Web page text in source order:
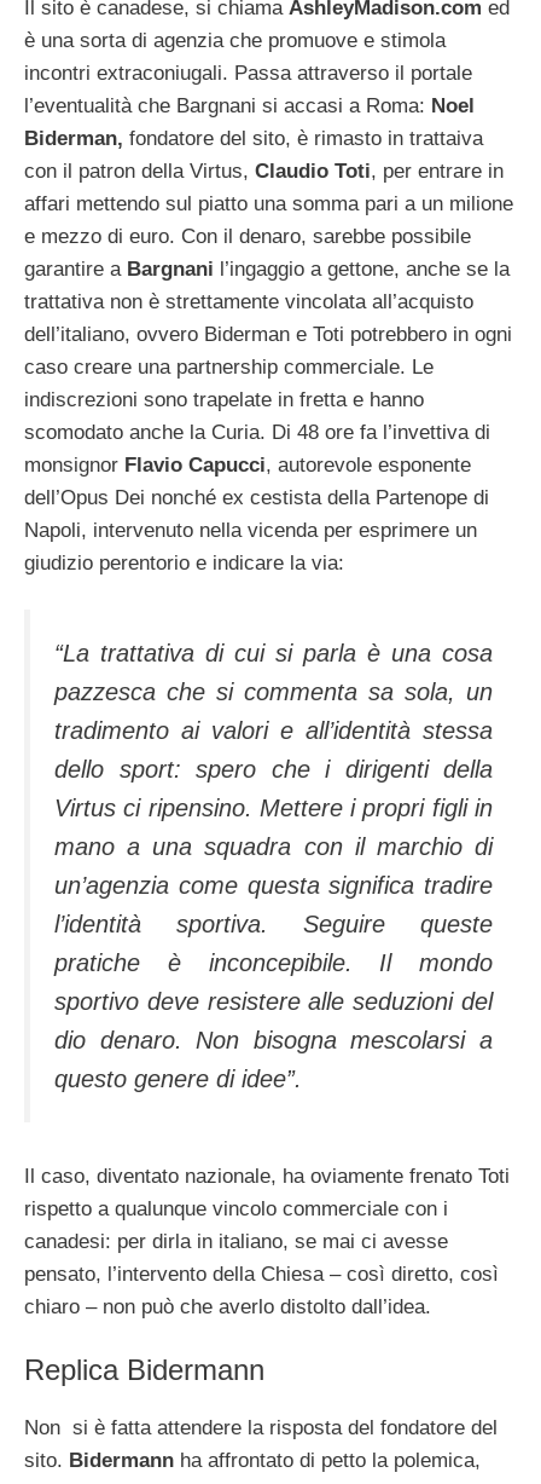
Il sito è canadese, si chiama AshleyMadison.com ed
è una sorta di agenzia che promuove e stimola
incontri extraconiugali. Passa attraverso il portale
l’eventualità che Bargnani si accasi a Roma: Noel
Biderman, fondatore del sito, è rimasto in trattaiva
con il patron della Virtus, Claudio Toti, per entrare in
affari mettendo sul piatto una somma pari a un milione
e mezzo di euro. Con il denaro, sarebbe possibile
garantire a Bargnani l’ingaggio a gettone, anche se la
trattativa non è strettamente vincolata all’acquisto
dell’italiano, ovvero Biderman e Toti potrebbero in ogni
caso creare una partnership commerciale. Le
indiscrezioni sono trapelate in fretta e hanno
scomodato anche la Curia. Di 48 ore fa l’invettiva di
monsignor Flavio Capucci, autorevole esponente
dell’Opus Dei nonché ex cestista della Partenope di
Napoli, intervenuto nella vicenda per esprimere un
giudizio perentorio e indicare la via:
“La trattativa di cui si parla è una cosa
pazzesca che si commenta sa sola, un
tradimento ai valori e all’identità stessa
dello sport: spero che i dirigenti della
Virtus ci ripensino. Mettere i propri figli in
mano a una squadra con il marchio di
un’agenzia come questa significa tradire
l’identità sportiva. Seguire queste
pratiche è inconcepibile. Il mondo
sportivo deve resistere alle seduzioni del
dio denaro. Non bisogna mescolarsi a
questo genere di idee”.
Il caso, diventato nazionale, ha oviamente frenato Toti
rispetto a qualunque vincolo commerciale con i
canadesi: per dirla in italiano, se mai ci avesse
pensato, l’intervento della Chiesa – così diretto, così
chiaro – non può che averlo distolto dall’idea.
Replica Bidermann
Non si è fatta attendere la risposta del fondatore del
sito. Bidermann ha affrontato di petto la polemica,